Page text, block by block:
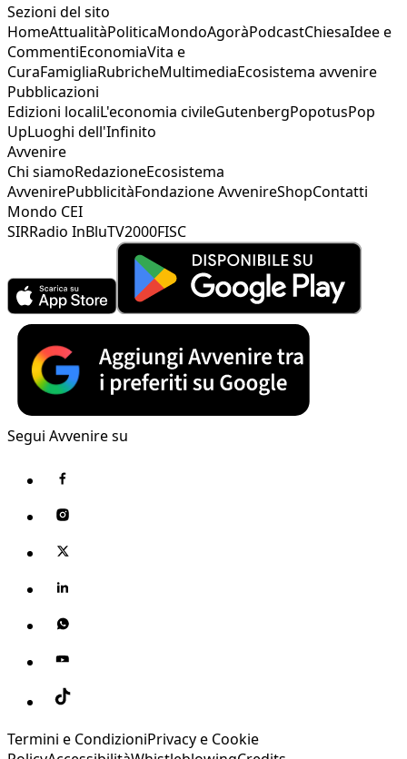
Sezioni del sito
HomeAttualitàPoliticaMondoAgoràPodcastChiesaIdee e
CommentiEconomiaVita e
CuraFamigliaRubricheMultimediaEcosistema avvenire
Pubblicazioni
Edizioni localiL'economia civileGutenbergPopotusPop
UpLuoghi dell'Infinito
Avvenire
Chi siamoRedazioneEcosistema
AvvenirePubblicitàFondazione AvvenireShopContatti
Mondo CEI
SIRRadio InBluTV2000FISC
Segui Avvenire su
Termini e CondizioniPrivacy e Cookie